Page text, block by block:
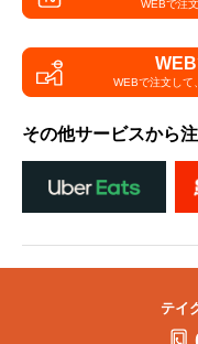
WEBで注
WEBで注文して、
その他サービスから
テイ